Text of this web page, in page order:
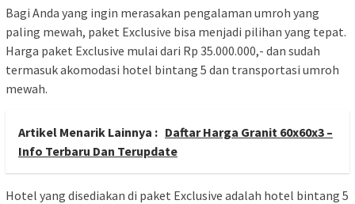
Bagi Anda yang ingin merasakan pengalaman umroh yang
paling mewah, paket Exclusive bisa menjadi pilihan yang tepat.
Harga paket Exclusive mulai dari Rp 35.000.000,- dan sudah
termasuk akomodasi hotel bintang 5 dan transportasi umroh
mewah.
Artikel Menarik Lainnya : Daftar Harga Granit 60x60x3 –
Info Terbaru Dan Terupdate
Hotel yang disediakan di paket Exclusive adalah hotel bintang 5